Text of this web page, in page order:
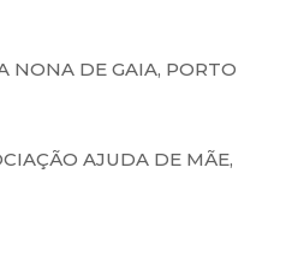
NONA DE GAIA, PORTO
AJUDA DE MÃE,